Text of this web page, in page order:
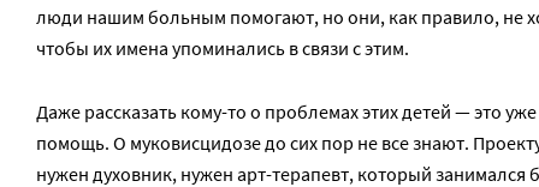
люди нашим больным помогают, но они, как правило, не
чтобы их имена упоминались в связи с этим.
Даже рассказать кому-то о проблемах этих детей — это уже
помощь. О муковисцидозе до сих пор не все знают.
нужен духовник, нужен арт-терапевт, который занимался